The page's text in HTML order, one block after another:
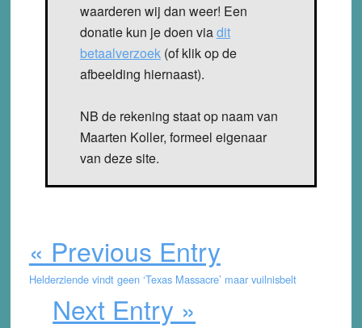
waarderen wij dan weer! Een
donatie kun je doen viadit
betaalverzoek(of klik op de
afbeelding hiernaast).
NB de rekening staat op naam van
Maarten Koller, formeel eigenaar
van deze site.
« Previous Entry
Helderziende vindt geen ‘Texas Massacre’ maar vuilnisbelt
Next Entry »